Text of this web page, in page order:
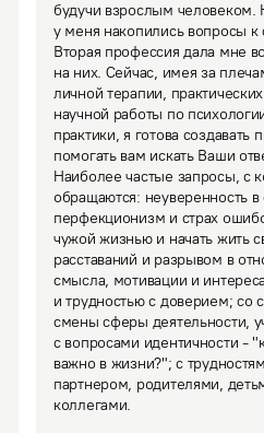
будучи взрослым человеком.
у меня накопились вопросы к
Вторая профессия дала мне
на них. Сейчас, имея за
личной терапии,
научной работы по
практики, я готова создавать
помогать вам искать Ваши
Наиболее частые запросы, с
обращаются: неуверенность в
перфекционизм и страх
чужой жизнью и начать жить
расставаний и разрывом в
смысла, мотивации и
и трудностью с доверием; со
смены сферы деятельности,
с вопросами идентичности -
важно в жизни?"; с
партнером, родителями,
коллегами.